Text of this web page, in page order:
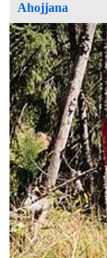
Ahojjana